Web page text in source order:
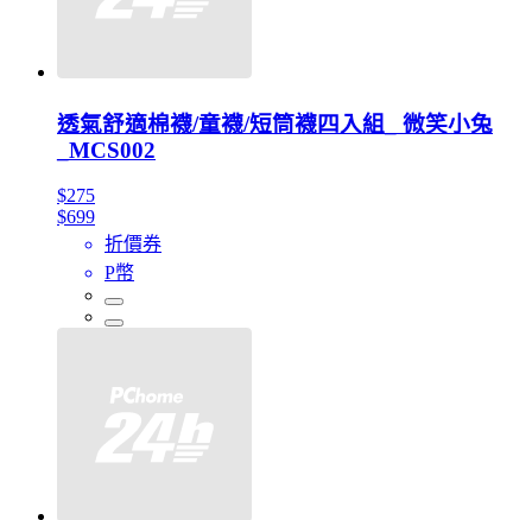
透氣舒適棉襪/童襪/短筒襪四入組_ 微笑小兔
_MCS002
$275
$699
折價券
P幣